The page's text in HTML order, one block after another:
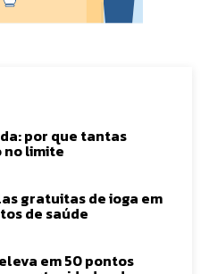
por que tantas
no limite
gratuitas de ioga em
de saúde
em 50 pontos